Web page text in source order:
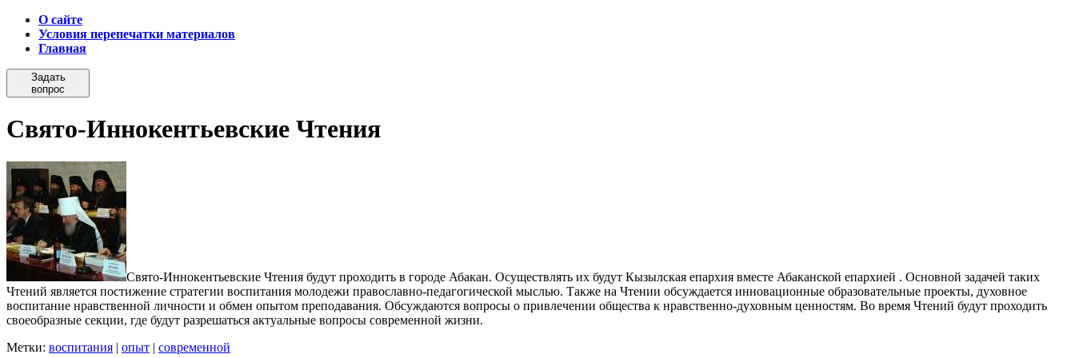
О сайте
Условия перепечатки материалов
Главная
Задать
вопрос
Свято-Иннокентьевские Чтения
Свято-Иннокентьевские Чтения будут проходить в городе Абакан. Осуществлять их будут Кызылская епархия вместе Абаканской епархией . Основной задачей таких
Чтений является постижение стратегии воспитания молодежи православно-педагогической мыслью. Также на Чтении обсуждается инновационные образовательные проекты, духовное
воспитание нравственной личности и обмен опытом преподавания. Обсуждаются вопросы о привлечении общества к нравственно-духовным ценностям. Во время Чтений будут проходить
своеобразные секции, где будут разрешаться актуальные вопросы современной жизни.
Метки: воспитания | опыт | современной